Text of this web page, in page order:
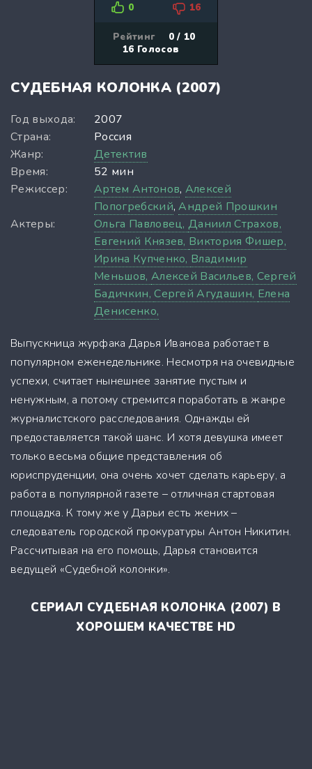
0 16
Рейтинг
0 / 10
16 Голосов
СУДЕБНАЯ КОЛОНКА (2007)
Год выхода:
2007
Страна:
Россия
Жанр:
Детектив
Время:
52 мин
Режиссер:
Артем Антонов, Алексей
Попогребский,Андрей Прошкин
Актеры:
Ольга Павловец,Даниил Страхов,
Евгений Князев, Виктория Фишер,
Ирина Купченко, Владимир
Меньшов, Алексей Васильев, Сергей
Бадичкин,Сергей Агудашин, Елена
Денисенко,
Выпускница журфака Дарья Иванова работает в
популярном еженедельнике. Несмотря на очевидные
успехи, считает нынешнее занятие пустым и
ненужным, а потому стремится поработать в жанре
журналистского расследования. Однажды ей
предоставляется такой шанс. И хотя девушка имеет
только весьма общие представления об
юриспруденции, она очень хочет сделать карьеру, а
работа в популярной газете – отличная стартовая
площадка. К тому же у Дарьи есть жених –
следователь городской прокуратуры Антон Никитин.
Рассчитывая на его помощь, Дарья становится
ведущей «Судебной колонки».
СЕРИАЛ СУДЕБНАЯ КОЛОНКА (2007) В
ХОРОШЕМ КАЧЕСТВЕ HD